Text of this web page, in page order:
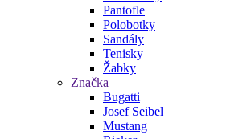
Pantofle
Polobotky
Sandály
Tenisky
Žabky
Značka
Bugatti
Josef Seibel
Mustang